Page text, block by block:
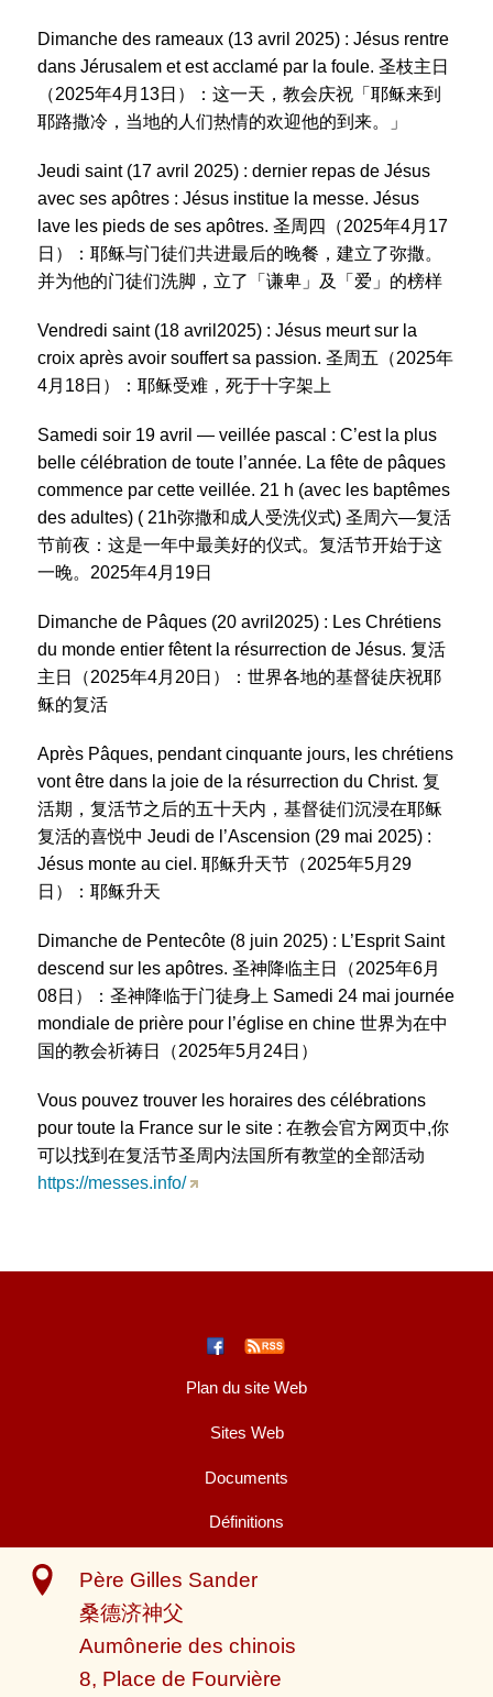
Dimanche des rameaux (13 avril 2025) : Jésus rentre
dans Jérusalem et est acclamé par la foule. 圣枝主日
（2025年4月13日）：这一天，教会庆祝「耶稣来到
耶路撒冷，当地的人们热情的欢迎他的到来。」
Jeudi saint (17 avril 2025) : dernier repas de Jésus
avec ses apôtres : Jésus institue la messe. Jésus
lave les pieds de ses apôtres. 圣周四（2025年4月17
日）：耶稣与门徒们共进最后的晚餐，建立了弥撒。
并为他的门徒们洗脚，立了「谦卑」及「爱」的榜样
Vendredi saint (18 avril2025) : Jésus meurt sur la
croix après avoir souffert sa passion. 圣周五（2025年
4月18日）：耶稣受难，死于十字架上
Samedi soir 19 avril — veillée pascal : C’est la plus
belle célébration de toute l’année. La fête de pâques
commence par cette veillée. 21 h (avec les baptêmes
des adultes) ( 21h弥撒和成人受洗仪式) 圣周六—复活
节前夜：这是一年中最美好的仪式。复活节开始于这
一晚。2025年4月19日
Dimanche de Pâques (20 avril2025) : Les Chrétiens
du monde entier fêtent la résurrection de Jésus. 复活
主日（2025年4月20日）：世界各地的基督徒庆祝耶
稣的复活
Après Pâques, pendant cinquante jours, les chrétiens
vont être dans la joie de la résurrection du Christ. 复
活期，复活节之后的五十天内，基督徒们沉浸在耶稣
复活的喜悦中 Jeudi de l’Ascension (29 mai 2025) :
Jésus monte au ciel. 耶稣升天节（2025年5月29
日）：耶稣升天
Dimanche de Pentecôte (8 juin 2025) : L’Esprit Saint
descend sur les apôtres. 圣神降临主日（2025年6月
08日）：圣神降临于门徒身上 Samedi 24 mai journée
mondiale de prière pour l’église en chine 世界为在中
国的教会祈祷日（2025年5月24日）
Vous pouvez trouver les horaires des célébrations
pour toute la France sur le site : 在教会官方网页中,你
可以找到在复活节圣周内法国所有教堂的全部活动
https://messes.info/
Plan du site Web
Sites Web
Documents
Définitions
Père Gilles Sander
桑德济神父
Aumônerie des chinois
8, Place de Fourvière